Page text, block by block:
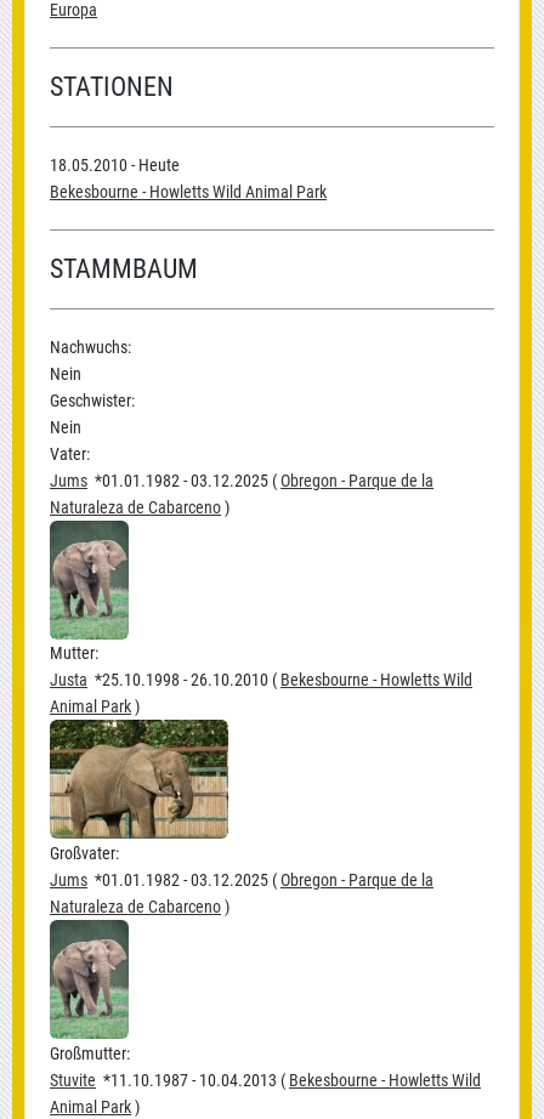
Europa
STATIONEN
18.05.2010 - Heute
Bekesbourne - Howletts Wild Animal Park
STAMMBAUM
Nachwuchs:
Nein
Geschwister:
Nein
Vater:
Jums *01.01.1982 - 03.12.2025 (Obregon - Parque de la
Naturaleza de Cabarceno)
Mutter:
Justa *25.10.1998 - 26.10.2010 ( Bekesbourne - Howletts Wild
Animal Park)
Großvater:
Jums *01.01.1982 - 03.12.2025 (Obregon - Parque de la
Naturaleza de Cabarceno)
Großmutter:
Stuvite *11.10.1987 - 10.04.2013 ( Bekesbourne - Howletts Wild
Animal Park)